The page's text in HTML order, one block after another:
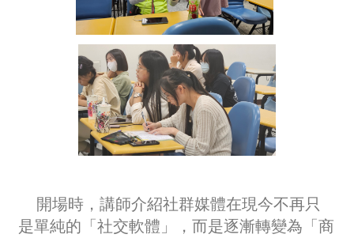
開場時，講師介紹社群媒體在現今不再只
是單純的「社交軟體」，而是逐漸轉變為「商